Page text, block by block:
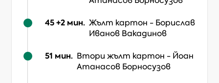
45 +2 мин. Жълт картон - Борислав
Иванов Вакадинов
51 мин. Втори жълт картон - Йоан
Атанасов Борносузов